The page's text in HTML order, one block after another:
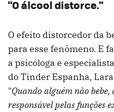
"O álcool distorce."
O efeito distorcedor da
para esse fenômeno. E
a psicóloga e
do Tinder Espanha,
"Quando alguém não
responsável pelas funções